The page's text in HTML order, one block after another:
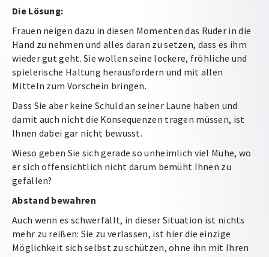
Die Lösung:
Frauen neigen dazu in diesen Momenten das Ruder in die
Hand zu nehmen und alles daran zu setzen, dass es ihm
wieder gut geht. Sie wollen seine lockere, fröhliche und
spielerische Haltung herausfordern und mit allen
Mitteln zum Vorschein bringen.
Dass Sie aber keine Schuld an seiner Laune haben und
damit auch nicht die Konsequenzen tragen müssen, ist
Ihnen dabei gar nicht bewusst.
Wieso geben Sie sich gerade so unheimlich viel Mühe, wo
er sich offensichtlich nicht darum bemüht Ihnen zu
gefallen?
Abstand bewahren
Auch wenn es schwerfällt, in dieser Situation ist nichts
mehr zu reißen: Sie zu verlassen, ist hier die einzige
Möglichkeit sich selbst zu schützen, ohne ihn mit Ihren